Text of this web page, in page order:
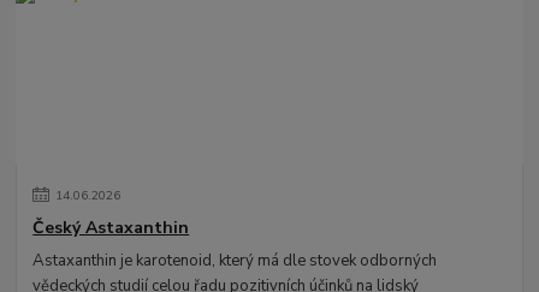
14.06.2026
Český Astaxanthin
Astaxanthin je karotenoid, který má dle stovek odborných
vědeckých studií celou řadu pozitivních účinků na lidský